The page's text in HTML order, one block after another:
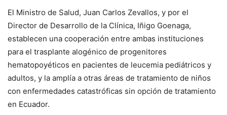
El Ministro de Salud, Juan Carlos Zevallos, y por el
Director de Desarrollo de la Clínica, Iñigo Goenaga,
establecen una cooperación entre ambas instituciones
para el trasplante alogénico de progenitores
hematopoyéticos en pacientes de leucemia pediátricos y
adultos, y la amplía a otras áreas de tratamiento de niños
con enfermedades catastróficas sin opción de tratamiento
en Ecuador.